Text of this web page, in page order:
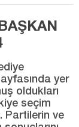
yer
oldukları
seçim
Partilerin ve